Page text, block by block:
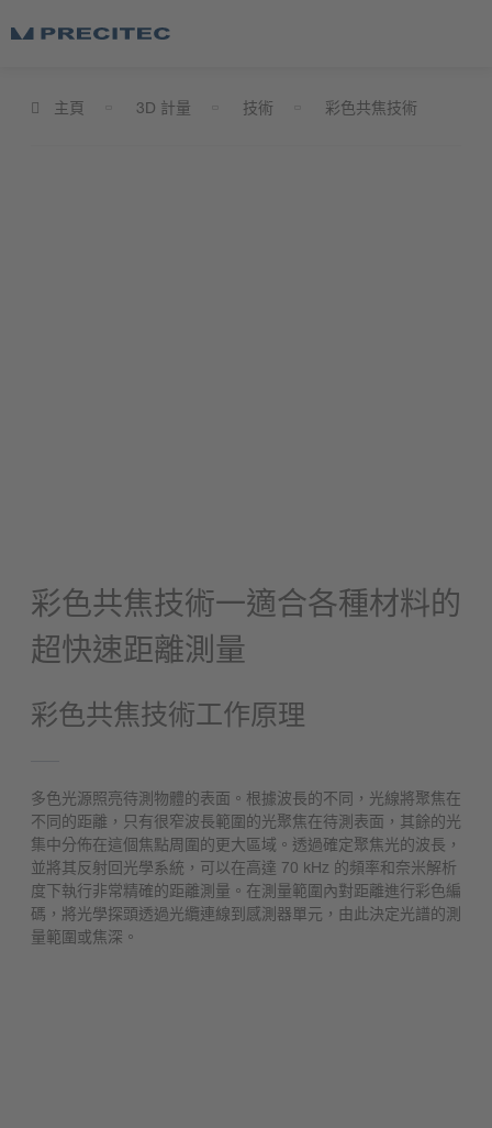
主頁 3D 計量 技術 彩色共焦技術
彩色共焦技術一適合各種材料的
超快速距離測量
彩色共焦技術工作原理
多色光源照亮待測物體的表面。根據波長的不同，光線將聚焦在
不同的距離，只有很窄波長範圍的光聚焦在待測表面，其餘的光
集中分佈在這個焦點周圍的更大區域。透過確定聚焦光的波長，
並將其反射回光學系統，可以在高達 70 kHz 的頻率和奈米解析
度下執行非常精確的距離測量。在測量範圍內對距離進行彩色編
碼，將光學探頭透過光纜連線到感測器單元，由此決定光譜的測
量範圍或焦深。